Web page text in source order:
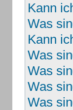
Kann
Was
Kann
Was
Was
Was
Was